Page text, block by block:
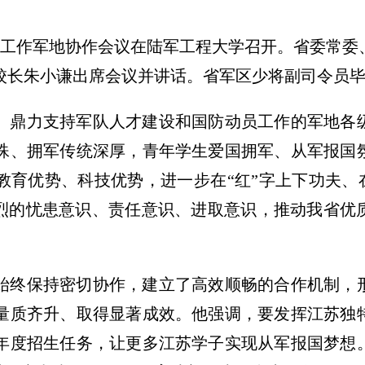
作军地协作会议在陆军工程大学召开。省委常
朱小谦出席会议并讲话。省军区少将副司令员
鼎力支持军队人才建设和国防动员工作的军地
、拥军传统深厚，青年学生爱国拥军、从军报
优势、科技优势，进一步在“红”字上下功夫、
的忧患意识、责任意识、进取意识，推动我省
终保持密切协作，建立了高效顺畅的合作机制
质齐升、取得显著成效。他强调，要发挥江苏
度招生任务，让更多江苏学子实现从军报国梦